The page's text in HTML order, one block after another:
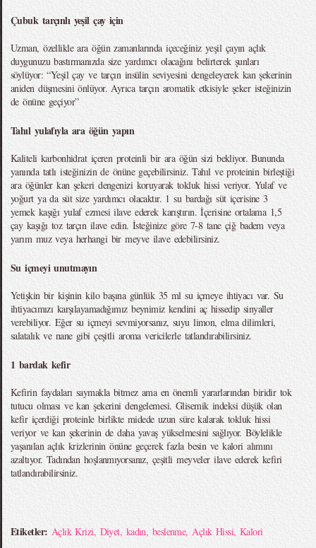
Çubuk tarçınlı yeşil çay için
Uzman, özellikle ara öğün zamanlarında içeceğiniz yeşil çayın açlık
duygunuzu bastırmanızda size yardımcı olacağını belirterek şunları
söylüyor: “Yeşil çay ve tarçın insülin seviyesini dengeleyerek kan şekerinin
aniden düşmesini önlüyor. Ayrıca tarçın aromatik etkisiyle şeker isteğinizin
de önüne geçiyor”
Tahıl yulafıyla ara öğün yapın
Kaliteli karbonhidrat içeren proteinli bir ara öğün sizi bekliyor. Bununda
yanında tatlı isteğinizin de önüne geçebilirsiniz. Tahıl ve proteinin birleştiği
ara öğünler kan şekeri dengenizi koruyarak tokluk hissi veriyor. Yulaf ve
yoğurt ya da süt size yardımcı olacaktır. 1 su bardağı süt içerisine 3
yemek kaşığı yulaf ezmesi ilave ederek karıştırın. İçerisine ortalama 1,5
çay kaşığı toz tarçın ilave edin. İsteğinize göre 7-8 tane çiğ badem veya
yarım muz veya herhangi bir meyve ilave edebilirsiniz.
Su içmeyi unutmayın
Yetişkin bir kişinin kilo başına günlük 35 ml su içmeye ihtiyacı var. Su
ihtiyacımızı karşılayamadığımız beynimiz kendini aç hissedip sinyaller
verebiliyor. Eğer su içmeyi sevmiyorsanız, suyu limon, elma dilimleri,
salatalık ve nane gibi çeşitli aroma vericilerle tatlandırabilirsiniz.
1 bardak kefir
Kefirin faydaları saymakla bitmez ama en önemli yararlarından biridir tok
tutucu olması ve kan şekerini dengelemesi. Glisemik indeksi düşük olan
kefir içerdiği proteinle birlikte midede uzun süre kalarak tokluk hissi
veriyor ve kan şekerinin de daha yavaş yükselmesini sağlıyor. Böylelikle
yaşanılan açlık krizlerinin önüne geçerek fazla besin ve kalori alımını
azaltıyor. Tadından hoşlanmıyorsanız, çeşitli meyveler ilave ederek kefiri
tatlandırabilirsiniz.
Etiketler: Açlık Krizi, Diyet, kadın, beslenme,Açlık Hissi, Kalori